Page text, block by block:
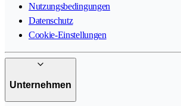
Nutzungsbedingungen
Datenschutz
Cookie-Einstellungen
Unternehmen